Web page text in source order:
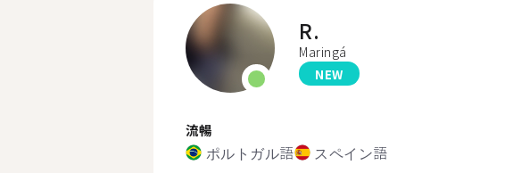
R.
Maringá
NEW
流暢
ポルトガル語 スペイン語